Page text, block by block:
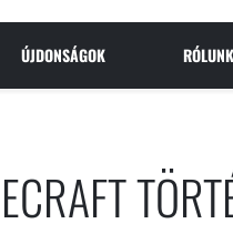
ÚJDONSÁGOK RÓLUNK